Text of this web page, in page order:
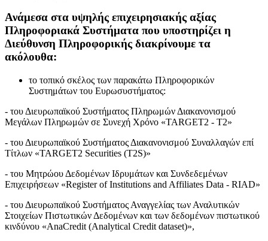
​​Ανάμεσα στα υψηλής επιχειρησιακής αξίας
Πληροφοριακά Συστήματα που υποστηρίζει η
Διεύθυνση Πληροφορικής διακρίνουμε τα
ακόλουθα:
το τοπικό σκέλος των παρακάτω Πληροφορικών
Συστημάτων του Ευρωσυστήματος:
- του Διευρωπαϊκού Συστήματος Πληρωμών Διακανονισμού
Μεγάλων Πληρωμών σε Συνεχή Χρόνο «TARGET2 - T2»
- του Διευρωπαϊκού Συστήματος Διακανονισμού Συναλλαγών επί
Τίτλων «TARGET2 Securities (T2S)»
- του Μητρώου Δεδομένων Ιδρυμάτων και Συνδεδεμένων
Επιχειρήσεων «Register of Institutions and Affiliates Data - RIAD»
- του Διευρωπαϊκού Συστήματος Αναγγελίας των Αναλυτικών
Στοιχείων Πιστωτικών Δεδομένων και των δεδομένων πιστωτικού
κινδύνου «AnaCredit (Analytical Credit dataset)»,